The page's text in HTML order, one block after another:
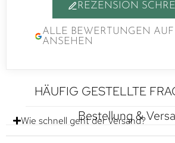
REZENSION
ALLE BEWERTUNGEN
ANSEHEN
HÄUFIG GESTELLTE
Bestellung &
Wie schnell geht der Versand?